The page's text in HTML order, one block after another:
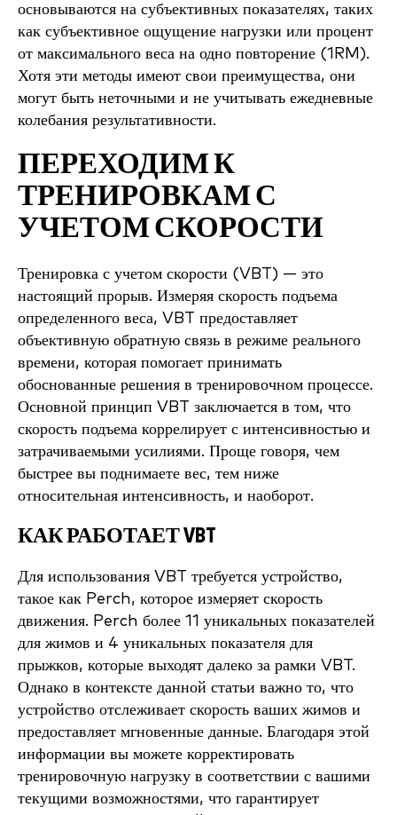
основываются на субъективных показателях, таких
как субъективное ощущение нагрузки или процент
от максимального веса на одно повторение (1RM).
Хотя эти методы имеют свои преимущества, они
могут быть неточными и не учитывать ежедневные
колебания результативности.
ПЕРЕХОДИМ К
ТРЕНИРОВКАМ С
УЧЕТОМ СКОРОСТИ
Тренировка с учетом скорости (VBT) — это
настоящий прорыв. Измеряя скорость подъема
определенного веса, VBT предоставляет
объективную обратную связь в режиме реального
времени, которая помогает принимать
обоснованные решения в тренировочном процессе.
Основной принцип VBT заключается в том, что
скорость подъема коррелирует с интенсивностью и
затрачиваемыми усилиями. Проще говоря, чем
быстрее вы поднимаете вес, тем ниже
относительная интенсивность, и наоборот.
КАК РАБОТАЕТ VBT
Для использования VBT требуется устройство,
такое как Perch, которое измеряет скорость
движения. Perch более 11 уникальных показателей
для жимов и 4 уникальных показателя для
прыжков, которые выходят далеко за рамки VBT.
Однако в контексте данной статьи важно то, что
устройство отслеживает скорость ваших жимов и
предоставляет мгновенные данные. Благодаря этой
информации вы можете корректировать
тренировочную нагрузку в соответствии с вашими
текущими возможностями, что гарантирует